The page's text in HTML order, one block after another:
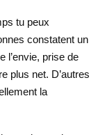
tu peux
constatent un
l’envie, prise de
plus net. D’autres
la